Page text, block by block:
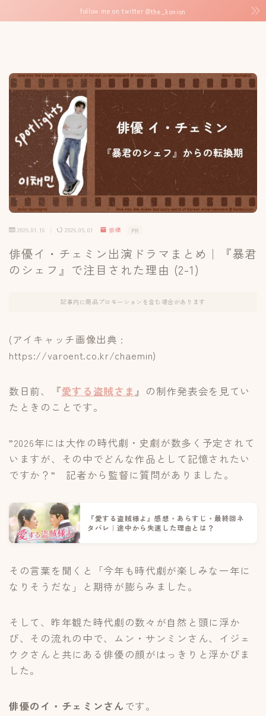
follow me on twitter @the_konion
2026.01.16 2026.05.01 俳優 PR
俳優イ・チェミン出演ドラマまとめ｜『暴君
のシェフ』で注目された理由 (2-1)
記事内に商品プロモーションを含む場合があります
(アイキャッチ画像出典 :
https://varoent.co.kr/chaemin)
数日前、『愛する盗賊さま 』の制作発表会を見てい
たときのことです。
”2026年には大作の時代劇・史劇が数多く予定されて
いますが、その中でどんな作品として記憶されたい
ですか？” 記者から監督に質問がありました。
『愛する盗賊様よ』感想・あらすじ・最終回ネ
タバレ｜途中から失速した理由とは？
その言葉を聞くと「今年も時代劇が楽しみな一年に
なりそうだな」と期待が膨らみました。
そして、昨年観た時代劇の数々が自然と頭に浮か
び、その流れの中で、ムン・サンミンさん、イジェ
ウクさんと共にある俳優の顔がはっきりと浮かびま
した。
俳優のイ・チェミンさん です。